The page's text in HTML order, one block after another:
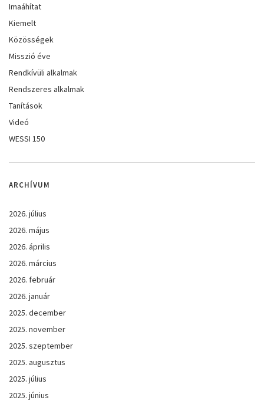
Imaáhítat
Kiemelt
Közösségek
Misszió éve
Rendkívüli alkalmak
Rendszeres alkalmak
Tanítások
Videó
WESSI 150
ARCHÍVUM
2026. július
2026. május
2026. április
2026. március
2026. február
2026. január
2025. december
2025. november
2025. szeptember
2025. augusztus
2025. július
2025. június